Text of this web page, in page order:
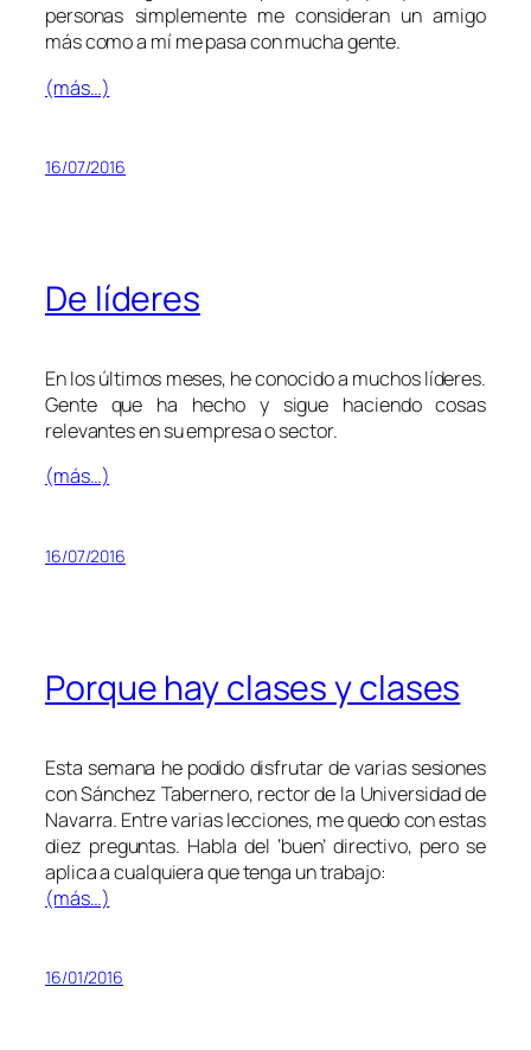
personas simplemente me consideran un amigo
más como a mí me pasa con mucha gente.
(más…)
16/07/2016
De líderes
En los últimos meses, he conocido a muchos líderes.
Gente que ha hecho y sigue haciendo cosas
relevantes en su empresa o sector.
(más…)
16/07/2016
Porque hay clases y clases
Esta semana he podido disfrutar de varias sesiones
con Sánchez Tabernero, rector de la Universidad de
Navarra. Entre varias lecciones, me quedo con estas
diez preguntas. Habla del ‘buen’ directivo, pero se
aplica a cualquiera que tenga un trabajo:
(más…)
16/01/2016